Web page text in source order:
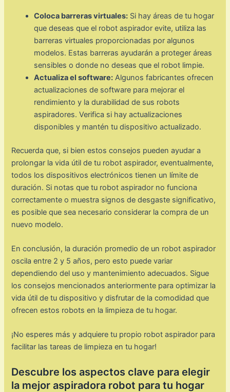
Coloca barreras virtuales: Si hay áreas de tu hogar
que deseas que el robot aspirador evite, utiliza las
barreras virtuales proporcionadas por algunos
modelos. Estas barreras ayudarán a proteger áreas
sensibles o donde no deseas que el robot limpie.
Actualiza el software: Algunos fabricantes ofrecen
actualizaciones de software para mejorar el
rendimiento y la durabilidad de sus robots
aspiradores. Verifica si hay actualizaciones
disponibles y mantén tu dispositivo actualizado.
Recuerda que, si bien estos consejos pueden ayudar a
prolongar la vida útil de tu robot aspirador, eventualmente,
todos los dispositivos electrónicos tienen un límite de
duración. Si notas que tu robot aspirador no funciona
correctamente o muestra signos de desgaste significativo,
es posible que sea necesario considerar la compra de un
nuevo modelo.
En conclusión, la duración promedio de un robot aspirador
oscila entre 2 y 5 años, pero esto puede variar
dependiendo del uso y mantenimiento adecuados. Sigue
los consejos mencionados anteriormente para optimizar la
vida útil de tu dispositivo y disfrutar de la comodidad que
ofrecen estos robots en la limpieza de tu hogar.
¡No esperes más y adquiere tu propio robot aspirador para
facilitar las tareas de limpieza en tu hogar!
Descubre los aspectos clave para elegir
la mejor aspiradora robot para tu hogar